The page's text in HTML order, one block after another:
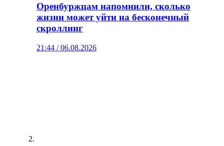
Оренбуржцам напомнили, сколько
жизни может уйти на бесконечный
скроллинг
21:44 / 06.08.2026